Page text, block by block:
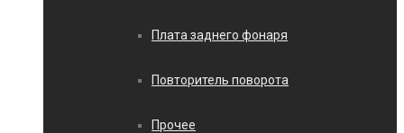
Плата заднего фонаря
Повторитель поворота
Прочее